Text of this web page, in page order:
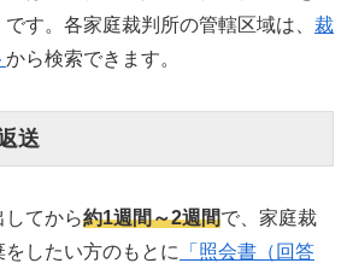
す。各家庭裁判所の管轄区域は、 裁
から検索できます。
送
てから約1週間～2週間で、家庭裁
したい方のもとに
「照会書（回答